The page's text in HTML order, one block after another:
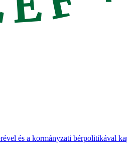
és a kormányzati bérpolitikával